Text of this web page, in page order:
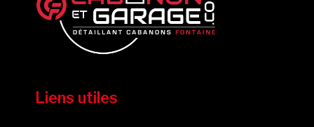
Liens utiles